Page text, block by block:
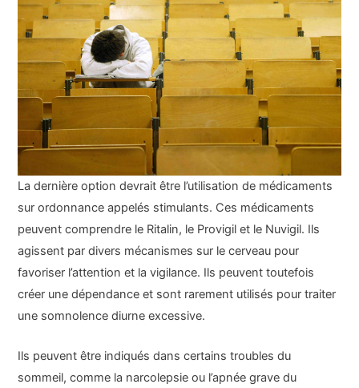
La dernière option devrait être l’utilisation de médicaments
sur ordonnance appelés stimulants. Ces médicaments
peuvent comprendre le Ritalin, le Provigil et le Nuvigil. Ils
agissent par divers mécanismes sur le cerveau pour
favoriser l’attention et la vigilance. Ils peuvent toutefois
créer une dépendance et sont rarement utilisés pour traiter
une somnolence diurne excessive.
Ils peuvent être indiqués dans certains troubles du
sommeil, comme la narcolepsie ou l’apnée grave du